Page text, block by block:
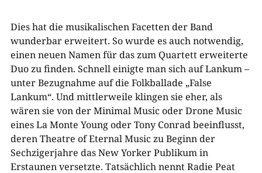
Dies hat die musikalischen Facetten der Band
wunderbar erweitert. So wurde es auch notwendig,
einen neuen Namen für das zum Quartett erweiterte
Duo zu finden. Schnell einigte man sich auf Lankum –
unter Bezugnahme auf die Folkballade „False
Lankum“. Und mittlerweile klingen sie eher, als
wären sie von der Minimal Music oder Drone Music
eines La Monte Young oder Tony Conrad beeinflusst,
deren Theatre of Eternal Music zu Beginn der
Sechzigerjahre das New Yorker Publikum in
Erstaunen versetzte. Tatsächlich nennt Radie Peat